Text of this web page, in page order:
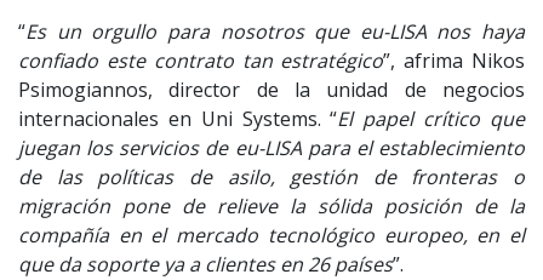
“Es un orgullo para nosotros que eu-LISA nos haya
confiado este contrato tan estratégico”, afrima Nikos
Psimogiannos, director de la unidad de negocios
internacionales en Uni Systems. “El papel crítico que
juegan los servicios de eu-LISA para el establecimiento
de las políticas de asilo, gestión de fronteras o
migración pone de relieve la sólida posición de la
compañía en el mercado tecnológico europeo, en el
que da soporte ya a clientes en 26 países”.